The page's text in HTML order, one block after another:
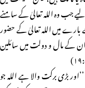
جب وہ اللہ تعالیٰ کے سامنے
میں اللہ تعالیٰ کے حضور
کے مال و دولت میں سائلین
بڑی برکت والا ہے اللہ جو